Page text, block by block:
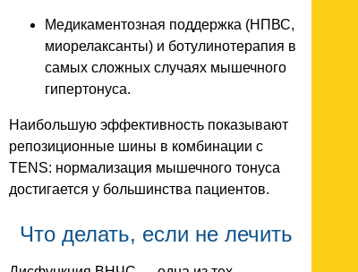
Медикаментозная поддержка (НПВС,
миорелаксанты) и ботулинотерапия в
самых сложных случаях мышечного
гипертонуса.
Наибольшую эффективность показывают
репозиционные шины в комбинации с
TENS: нормализация мышечного тонуса
достигается у большинства пациентов.
Что делать, если не лечить